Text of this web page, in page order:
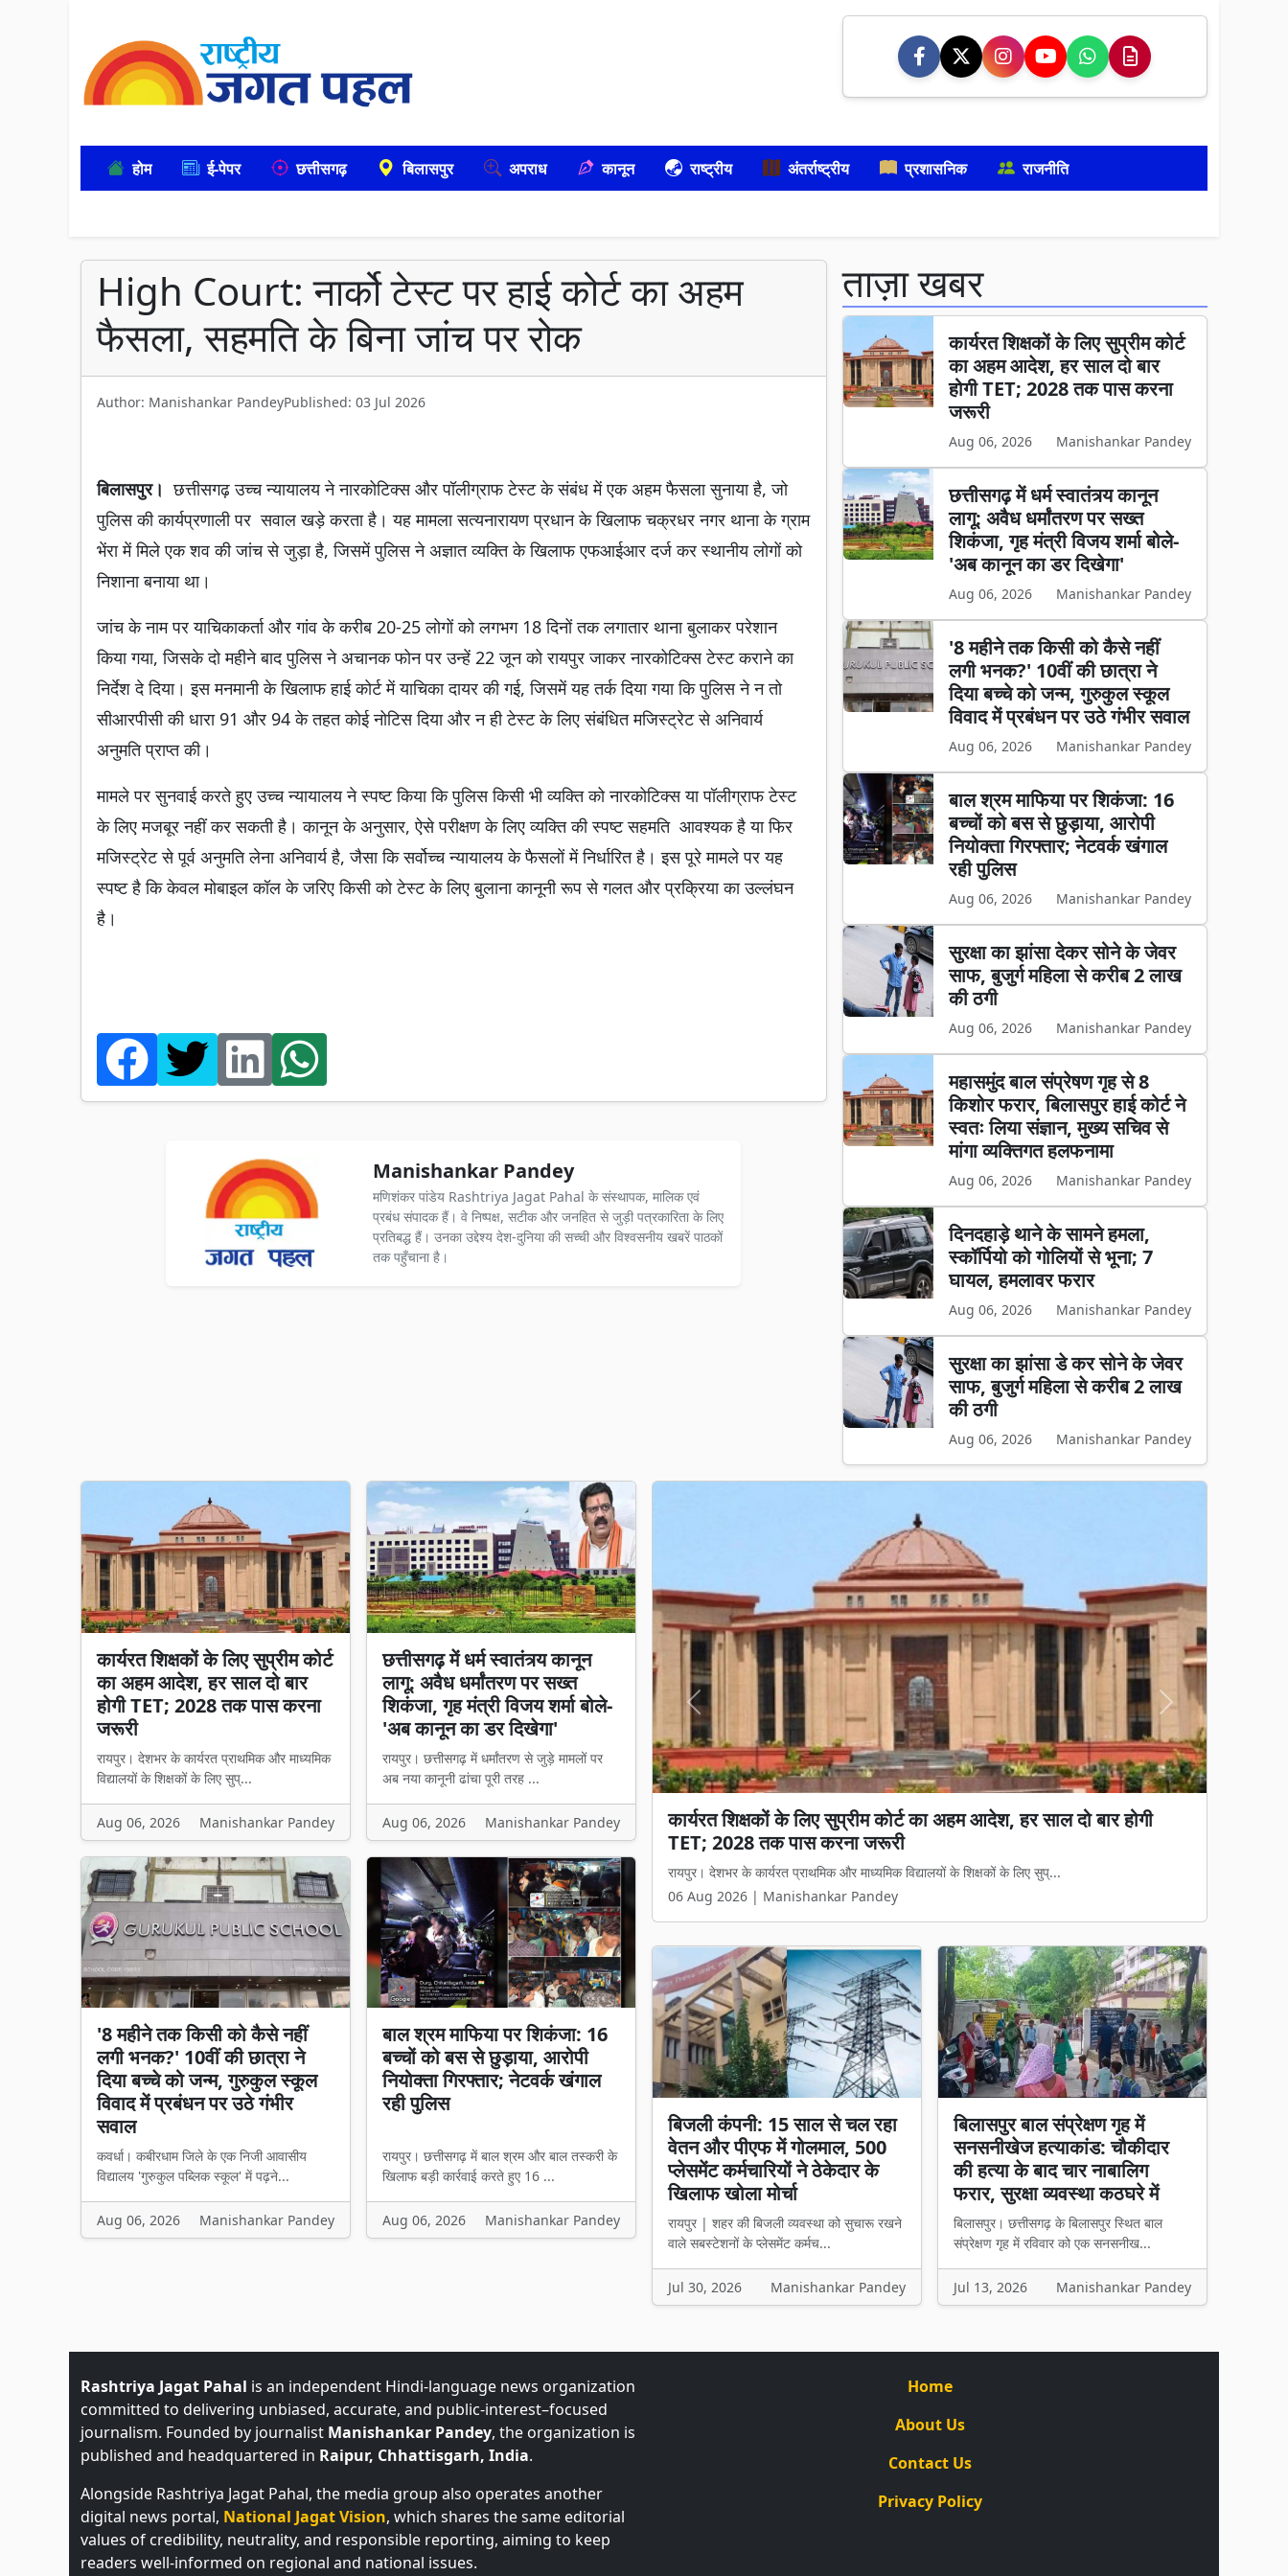
होम ई-पेपर छत्तीसगढ़ बिलासपुर अपराध कानून राष्ट्रीय अंतर्राष्ट्रीय प्रशासनिक राजनीति
High Court: नार्को टेस्ट पर हाई कोर्ट का अहम
फैसला, सहमति के बिना जांच पर रोक
Author: Manishankar PandeyPublished: 03 Jul 2026
बिलासपुर। छत्तीसगढ़ उच्च न्यायालय ने नारकोटिक्स और पॉलीग्राफ टेस्ट के संबंध में एक अहम फैसला सुनाया है, जो
पुलिस की कार्यप्रणाली पर सवाल खड़े करता है। यह मामला सत्यनारायण प्रधान के खिलाफ चक्रधर नगर थाना के ग्राम
भेंरा में मिले एक शव की जांच से जुड़ा है, जिसमें पुलिस ने अज्ञात व्यक्ति के खिलाफ एफआईआर दर्ज कर स्थानीय लोगों को
निशाना बनाया था।
जांच के नाम पर याचिकाकर्ता और गांव के करीब 20-25 लोगों को लगभग 18 दिनों तक लगातार थाना बुलाकर परेशान
किया गया, जिसके दो महीने बाद पुलिस ने अचानक फोन पर उन्हें 22 जून को रायपुर जाकर नारकोटिक्स टेस्ट कराने का
निर्देश दे दिया। इस मनमानी के खिलाफ हाई कोर्ट में याचिका दायर की गई, जिसमें यह तर्क दिया गया कि पुलिस ने न तो
सीआरपीसी की धारा 91 और 94 के तहत कोई नोटिस दिया और न ही टेस्ट के लिए संबंधित मजिस्ट्रेट से अनिवार्य
अनुमति प्राप्त की।
मामले पर सुनवाई करते हुए उच्च न्यायालय ने स्पष्ट किया कि पुलिस किसी भी व्यक्ति को नारकोटिक्स या पॉलीग्राफ टेस्ट
के लिए मजबूर नहीं कर सकती है। कानून के अनुसार, ऐसे परीक्षण के लिए व्यक्ति की स्पष्ट सहमति आवश्यक है या फिर
मजिस्ट्रेट से पूर्व अनुमति लेना अनिवार्य है, जैसा कि सर्वोच्च न्यायालय के फैसलों में निर्धारित है। इस पूरे मामले पर यह
स्पष्ट है कि केवल मोबाइल कॉल के जरिए किसी को टेस्ट के लिए बुलाना कानूनी रूप से गलत और प्रक्रिया का उल्लंघन
है।
Manishankar Pandey
मणिशंकर पांडेय Rashtriya Jagat Pahal के संस्थापक, मालिक एवं
प्रबंध संपादक हैं। वे निष्पक्ष, सटीक और जनहित से जुड़ी पत्रकारिता के लिए
प्रतिबद्ध हैं। उनका उद्देश्य देश-दुनिया की सच्ची और विश्वसनीय खबरें पाठकों
तक पहुँचाना है।
ताज़ा खबर
कार्यरत शिक्षकों के लिए सुप्रीम कोर्ट
का अहम आदेश, हर साल दो बार
होगी TET; 2028 तक पास करना
जरूरी
Aug 06, 2026 Manishankar Pandey
छत्तीसगढ़ में धर्म स्वातंत्र्य कानून
लागू: अवैध धर्मांतरण पर सख्त
शिकंजा, गृह मंत्री विजय शर्मा बोले-
'अब कानून का डर दिखेगा'
Aug 06, 2026 Manishankar Pandey
'8 महीने तक किसी को कैसे नहीं
लगी भनक?' 10वीं की छात्रा ने
दिया बच्चे को जन्म, गुरुकुल स्कूल
विवाद में प्रबंधन पर उठे गंभीर सवाल
Aug 06, 2026 Manishankar Pandey
बाल श्रम माफिया पर शिकंजा: 16
बच्चों को बस से छुड़ाया, आरोपी
नियोक्ता गिरफ्तार; नेटवर्क खंगाल
रही पुलिस
Aug 06, 2026 Manishankar Pandey
सुरक्षा का झांसा देकर सोने के जेवर
साफ, बुजुर्ग महिला से करीब 2 लाख
की ठगी
Aug 06, 2026 Manishankar Pandey
महासमुंद बाल संप्रेषण गृह से 8
किशोर फरार, बिलासपुर हाई कोर्ट ने
स्वतः लिया संज्ञान, मुख्य सचिव से
मांगा व्यक्तिगत हलफनामा
Aug 06, 2026 Manishankar Pandey
दिनदहाड़े थाने के सामने हमला,
स्कॉर्पियो को गोलियों से भूना; 7
घायल, हमलावर फरार
Aug 06, 2026 Manishankar Pandey
सुरक्षा का झांसा डे कर सोने के जेवर
साफ, बुजुर्ग महिला से करीब 2 लाख
की ठगी
Aug 06, 2026 Manishankar Pandey
कार्यरत शिक्षकों के लिए सुप्रीम कोर्ट
का अहम आदेश, हर साल दो बार
होगी TET; 2028 तक पास करना
जरूरी
रायपुर। देशभर के कार्यरत प्राथमिक और माध्यमिक
विद्यालयों के शिक्षकों के लिए सुप्...
Aug 06, 2026 Manishankar Pandey
छत्तीसगढ़ में धर्म स्वातंत्र्य कानून
लागू: अवैध धर्मांतरण पर सख्त
शिकंजा, गृह मंत्री विजय शर्मा बोले-
'अब कानून का डर दिखेगा'
रायपुर। छत्तीसगढ़ में धर्मांतरण से जुड़े मामलों पर
अब नया कानूनी ढांचा पूरी तरह ...
Aug 06, 2026 Manishankar Pandey
'8 महीने तक किसी को कैसे नहीं
लगी भनक?' 10वीं की छात्रा ने
दिया बच्चे को जन्म, गुरुकुल स्कूल
विवाद में प्रबंधन पर उठे गंभीर
सवाल
कवर्धा। कबीरधाम जिले के एक निजी आवासीय
विद्यालय 'गुरुकुल पब्लिक स्कूल' में पढ़ने...
Aug 06, 2026 Manishankar Pandey
बाल श्रम माफिया पर शिकंजा: 16
बच्चों को बस से छुड़ाया, आरोपी
नियोक्ता गिरफ्तार; नेटवर्क खंगाल
रही पुलिस
रायपुर। छत्तीसगढ़ में बाल श्रम और बाल तस्करी के
खिलाफ बड़ी कार्रवाई करते हुए 16 ...
Aug 06, 2026 Manishankar Pandey
कार्यरत शिक्षकों के लिए सुप्रीम कोर्ट का अहम आदेश, हर साल दो बार होगी
TET; 2028 तक पास करना जरूरी
रायपुर। देशभर के कार्यरत प्राथमिक और माध्यमिक विद्यालयों के शिक्षकों के लिए सुप्...
06 Aug 2026 | Manishankar Pandey
छत्तीसगढ़ में धर्म स्वातंत्र्य कानून लागू: अवैध धर्मांतरण पर सख्त शिकंजा, गृह
मंत्री विजय शर्मा बोले- 'अब कानून का डर दिखेगा'
रायपुर। छत्तीसगढ़ में धर्मांतरण से जुड़े मामलों पर अब नया कानूनी ढांचा पूरी तरह ...
06 Aug 2026 | Manishankar Pandey
Previous Next
बिजली कंपनी: 15 साल से चल रहा
वेतन और पीएफ में गोलमाल, 500
प्लेसमेंट कर्मचारियों ने ठेकेदार के
खिलाफ खोला मोर्चा
रायपुर | शहर की बिजली व्यवस्था को सुचारू रखने
वाले सबस्टेशनों के प्लेसमेंट कर्मच...
Jul 30, 2026 Manishankar Pandey
बिलासपुर बाल संप्रेक्षण गृह में
सनसनीखेज हत्याकांड: चौकीदार
की हत्या के बाद चार नाबालिग
फरार, सुरक्षा व्यवस्था कठघरे में
बिलासपुर। छत्तीसगढ़ के बिलासपुर स्थित बाल
संप्रेक्षण गृह में रविवार को एक सनसनीख...
Jul 13, 2026 Manishankar Pandey
Rashtriya Jagat Pahal is an independent Hindi-language news organization
committed to delivering unbiased, accurate, and public-interest–focused
journalism. Founded by journalist Manishankar Pandey, the organization is
published and headquartered in Raipur, Chhattisgarh, India.
Alongside Rashtriya Jagat Pahal, the media group also operates another
digital news portal, National Jagat Vision, which shares the same editorial
values of credibility, neutrality, and responsible reporting, aiming to keep
readers well-informed on regional and national issues.
Home
About Us
Contact Us
Privacy Policy